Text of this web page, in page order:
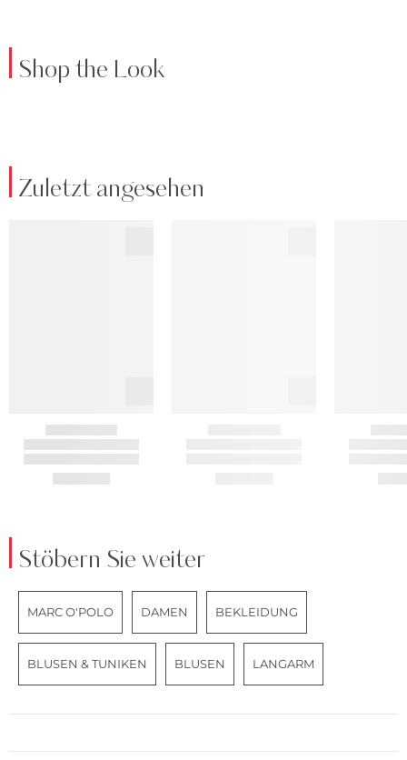
Shop the Look
Zuletzt angesehen
Stöbern Sie weiter
MARC O'POLO DAMEN BEKLEIDUNG
BLUSEN & TUNIKEN BLUSEN LANGARM